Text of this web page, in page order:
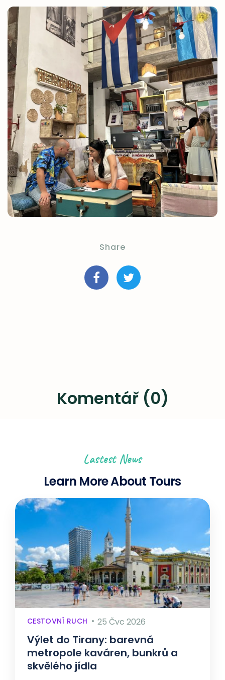
Share
Komentář (0)
Lastest News
Learn More About Tours
CESTOVNÍ RUCH 25 Čvc 2026
Výlet do Tirany: barevná
metropole kaváren, bunkrů a
skvělého jídla